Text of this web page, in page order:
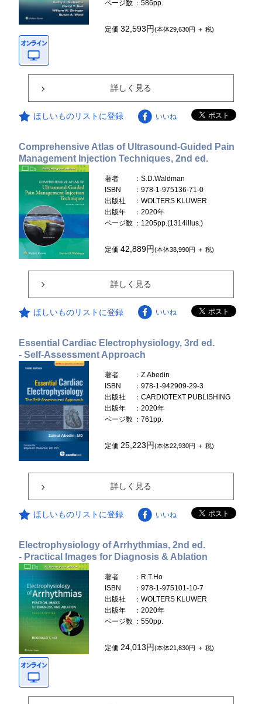
ページ数 ：586pp.
定価32,593円(本体29,630円 ＋ 税)
詳しく見る
ほしいものリストに登録 いいね
Comprehensive Atlas of Ultrasound-Guided Pain
Management Injection Techniques, 2nd ed.
著者
：S.D.Waldman
ISBN
：978-1-975136-71-0
出版社
：WOLTERS KLUWER
出版年
：2020年
ページ数 ：1205pp.(1314illus.)
定価42,889円(本体38,990円 ＋ 税)
詳しく見る
ほしいものリストに登録 いいね
Essential Cardiac Electrophysiology, 3rd ed.
- Self-Assessment Approach
著者
：Z.Abedin
ISBN
：978-1-942909-29-3
出版社
：CARDIOTEXT PUBLISHING
出版年
：2020年
ページ数 ：761pp.
定価 25,223円(本体22,930円 ＋ 税)
詳しく見る
ほしいものリストに登録 いいね
Electrophysiology of Arrhythmias, 2nd ed.
- Practical Images for Diagnosis & Ablation
著者
：R.T.Ho
ISBN
：978-1-975101-10-7
出版社
：WOLTERS KLUWER
出版年
：2020年
ページ数 ：550pp.
定価24,013円(本体21,830円 ＋ 税)